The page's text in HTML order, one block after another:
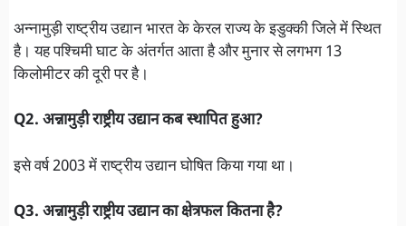
अन्नामुड़ी राष्ट्रीय उद्यान भारत के केरल राज्य के इडुक्की जिले में स्थित
है। यह पश्चिमी घाट के अंतर्गत आता है और मुनार से लगभग 13
किलोमीटर की दूरी पर है।
Q2. अन्नामुड़ी राष्ट्रीय उद्यान कब स्थापित हुआ?
इसे वर्ष 2003 में राष्ट्रीय उद्यान घोषित किया गया था।
Q3. अन्नामुड़ी राष्ट्रीय उद्यान का क्षेत्रफल कितना है?